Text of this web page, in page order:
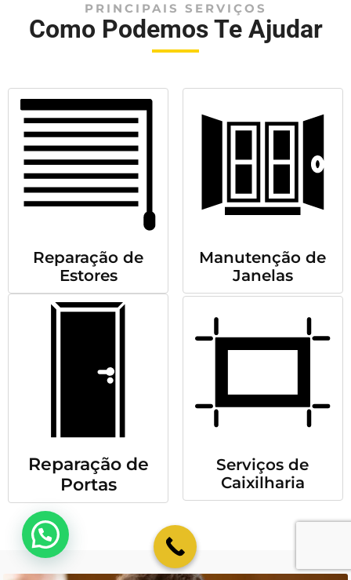
PRINCIPAIS SERVIÇOS
Como Podemos Te Ajudar
Reparação de
Estores
Manutenção de
Janelas
Reparação de
Portas
Serviços de
Caixilharia
💬 Como podemos ajudar?